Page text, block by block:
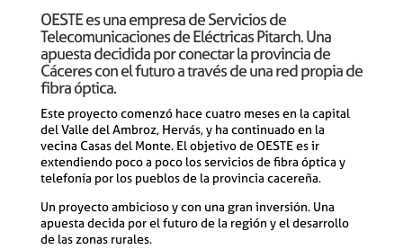
OESTE es una empresa de Servicios de
Telecomunicaciones de Eléctricas Pitarch. Una
apuesta decidida por conectar la provincia de
Cáceres con el futuro a través de una red propia de
fibra óptica.
Este proyecto comenzó hace cuatro meses en la capital
del Valle del Ambroz, Hervás, y ha continuado en la
vecina Casas del Monte. El objetivo de OESTE es ir
extendiendo poco a poco los servicios de fibra óptica y
telefonía por los pueblos de la provincia cacereña.
Un proyecto ambicioso y con una gran inversión. Una
apuesta decida por el futuro de la región y el desarrollo
de las zonas rurales.